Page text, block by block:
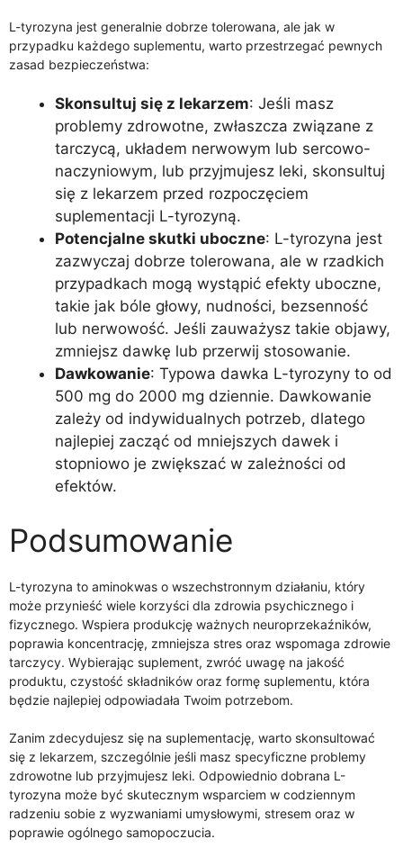
L-tyrozyna jest generalnie dobrze tolerowana, ale jak w
przypadku każdego suplementu, warto przestrzegać pewnych
zasad bezpieczeństwa:
Skonsultuj się z lekarzem: Jeśli masz
problemy zdrowotne, zwłaszcza związane z
tarczycą, układem nerwowym lub sercowo-
naczyniowym, lub przyjmujesz leki, skonsultuj
się z lekarzem przed rozpoczęciem
suplementacji L-tyrozyną.
Potencjalne skutki uboczne: L-tyrozyna jest
zazwyczaj dobrze tolerowana, ale w rzadkich
przypadkach mogą wystąpić efekty uboczne,
takie jak bóle głowy, nudności, bezsenność
lub nerwowość. Jeśli zauważysz takie objawy,
zmniejsz dawkę lub przerwij stosowanie.
Dawkowanie: Typowa dawka L-tyrozyny to od
500 mg do 2000 mg dziennie. Dawkowanie
zależy od indywidualnych potrzeb, dlatego
najlepiej zacząć od mniejszych dawek i
stopniowo je zwiększać w zależności od
efektów.
Podsumowanie
L-tyrozyna to aminokwas o wszechstronnym działaniu, który
może przynieść wiele korzyści dla zdrowia psychicznego i
fizycznego. Wspiera produkcję ważnych neuroprzekaźników,
poprawia koncentrację, zmniejsza stres oraz wspomaga zdrowie
tarczycy. Wybierając suplement, zwróć uwagę na jakość
produktu, czystość składników oraz formę suplementu, która
będzie najlepiej odpowiadała Twoim potrzebom.
Zanim zdecydujesz się na suplementację, warto skonsultować
się z lekarzem, szczególnie jeśli masz specyficzne problemy
zdrowotne lub przyjmujesz leki. Odpowiednio dobrana L-
tyrozyna może być skutecznym wsparciem w codziennym
radzeniu sobie z wyzwaniami umysłowymi, stresem oraz w
poprawie ogólnego samopoczucia.